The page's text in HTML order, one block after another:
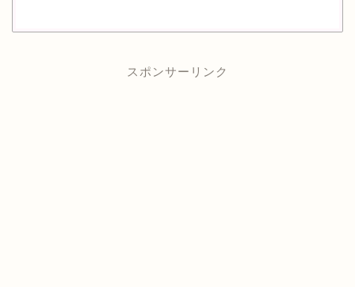
スポンサーリンク